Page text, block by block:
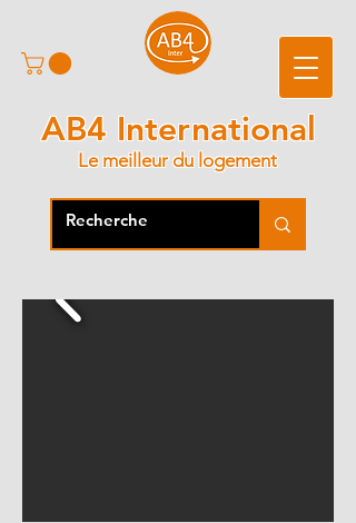
AB4 International
Le meilleur du logement